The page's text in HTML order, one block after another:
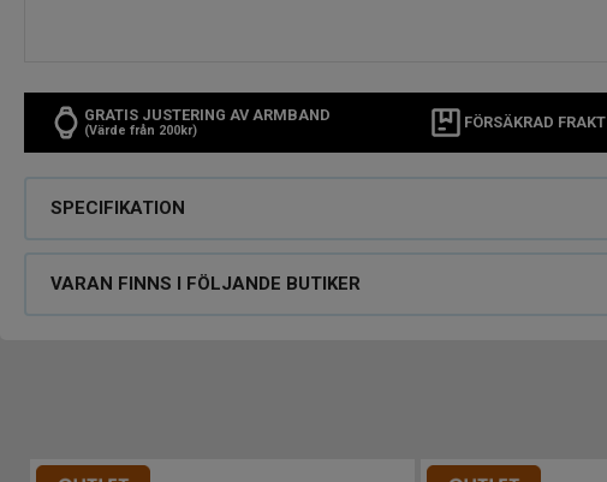
GRATIS JUSTERING AV ARMBAND
(Värde från 200kr) FÖRSÄKRAD FRAKT
SPECIFIKATION
VARAN FINNS I FÖLJANDE BUTIKER